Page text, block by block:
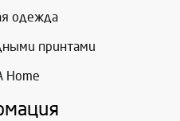
одежда
принтами
Home